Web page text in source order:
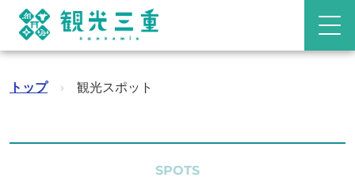
トップ › 観光スポット
SPOTS